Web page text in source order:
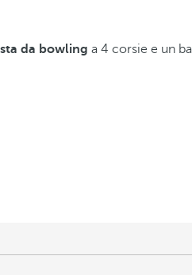
da bowling a 4 corsie e un